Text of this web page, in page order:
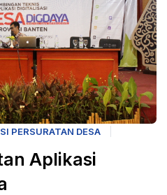
PERSURATAN DESA
Aplikasi